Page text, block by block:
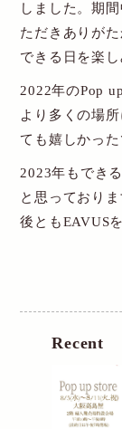
送料・お支
特定商取引
お問い合わせ
しました。期
ただきありが
できる日を楽し
2022年のPop
より多くの場
ても嬉しかった
2023年もでき
と思っており
後ともEAVUS
Recent